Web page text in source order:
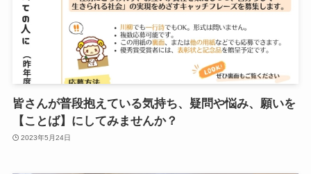
皆さんが普段抱えている気持ち、疑問や悩み、願いを
【ことば】にしてみませんか？
2023年5月24日